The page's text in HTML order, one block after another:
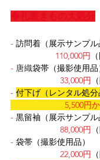
- 訪問着（展示サンプル
110,000円
- 唐織袋帯（撮影使用品
33,000円
- 付下げ（レンタル処分
5,500円
- 黒留袖（展示サンプル
88,000円
- 袋帯（撮影使用品）
22,000円